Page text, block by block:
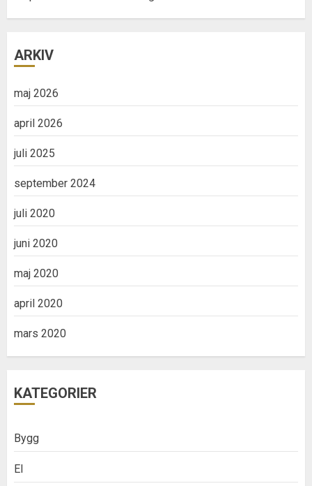
ARKIV
maj 2026
april 2026
juli 2025
september 2024
juli 2020
juni 2020
maj 2020
april 2020
mars 2020
KATEGORIER
Bygg
El